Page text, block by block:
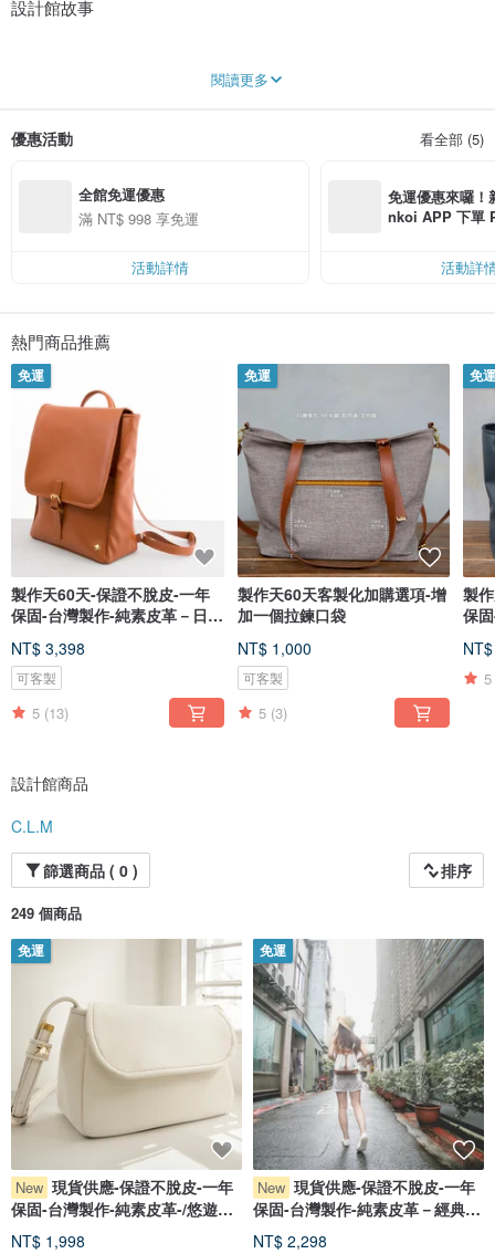
設計館故事
創業初期（2003 ~ 2006）：
憑藉著設計專長以及車縫手藝，自行設計產品，打版打樣，
如此經營模式行經多年，靠著獨特設計風格，深受顧客喜愛，累積不少的客戶
法做出心目中真正的理想產品，
在他心裡一直這麼認為...
（唯有產能自主，放下對國外代工廠的依賴，才能突破制式框架，成就理想品
牌。)
也因為這個念頭，鼓起了改變的勇氣.
2010年首次嘗試在臺製作，一開始只換來多次挫折與失敗，
即使找到了生產資源，還得面臨費時費工的整合步驟及產品加工..
讓原本委外代工的簡單流程，頓時變的複雜了起來。
『臺灣製造』在這個產業外移的的年代，是高難度的生產模式，
對許多同業來說，這就像 化(零)為(整) 的笨想法。
創辦人甘之如飴的說：
（挫折越多，越能提高專業門檻，唯有跨過那道別人不想面對的門檻，才能保有
慢慢地，
歷經數個年頭磨練之後，
減少了對國外產線的依賴.
有人曾經問道：
（等您體驗C.L.M 就會明白了！）
設計師介紹
–美好的創作，都經歷過不為人知的磨練–
Comtesse Le Marais 瑪黑夫人( C.L.M )
在製作所裡，沒有漂亮的環境，
只有一台又一台，生冷老舊的縫紉器材.
器材旁邊搭著不修邊幅的她，
兩眼專注在縫紉車的針線之中..
細心的操作這些比她年長的老機器。
她沒有華麗的裝飾，
也沒有撫媚的長髮，
更別說那美美的彩繪指甲，
對她而言，
過多的裝飾，只是影響效率的累贅。
閱讀更多
優惠活動 看全部 (5)
全館免運優惠
滿 NT$ 998 享免運
活動詳情
免運優惠來囉
nkoi APP 下單
活動詳
熱門商品推薦
免運
製作天60天-保證不脫皮-一年
保固-台灣製作-純素皮革－日系
NT$ 3,398
可客製
5 (13)
免運
製作天60天客製化加購選項-增
加一個拉鍊口袋
NT$ 1,000
可客製
5 (3)
免
製
保
5
設計館商品
C.L.M
篩選商品 ( 0 )
排序
249 個商品
免運
New 現貨供應-保證不脫皮-一年
保固-台灣製作-純素皮革-/悠遊包-
白百
NT$ 1,998
免運
New 現貨供應-保證不脫皮-一年
保固-台灣製作-純素皮革－經典桶
包_
NT$ 2,298